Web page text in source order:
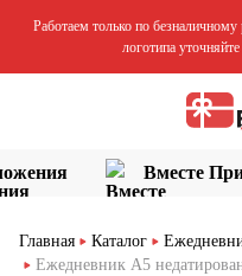
Работаем только по
логотипа
Вместе
Главная Каталог
Ежедневник A5